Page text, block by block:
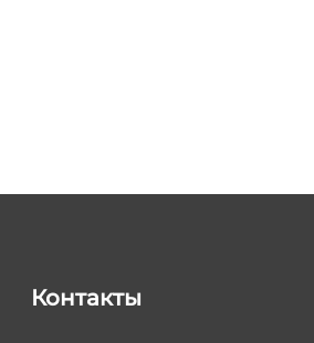
Контакты